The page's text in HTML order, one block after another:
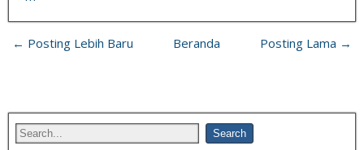
← Posting Lebih Baru Posting Lama →
Beranda